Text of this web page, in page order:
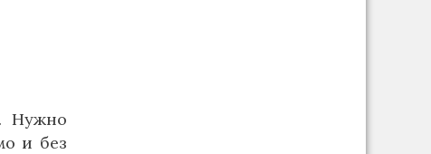
Нужно
и без